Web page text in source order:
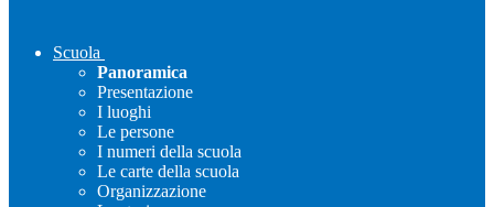
Scuola
Panoramica
Presentazione
I luoghi
Le persone
I numeri della scuola
Le carte della scuola
Organizzazione